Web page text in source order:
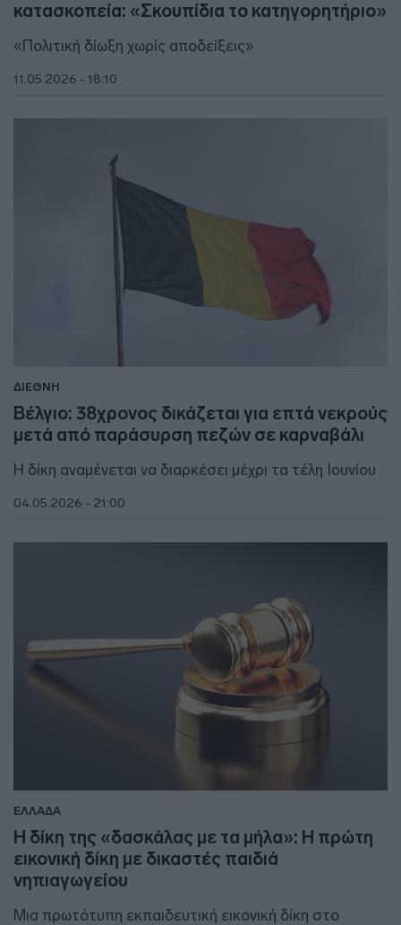
κατασκοπεία: «Σκουπίδια το κατηγορητήριο»
«Πολιτική δίωξη χωρίς αποδείξεις»
11.05.2026 - 18:10
ΔΙΕΘΝΗ
Βέλγιο: 38χρονος δικάζεται για επτά νεκρούς
μετά από παράσυρση πεζών σε καρναβάλι
Η δίκη αναμένεται να διαρκέσει μέχρι τα τέλη Ιουνίου
04.05.2026 - 21:00
ΕΛΛΑΔΑ
Η δίκη της «δασκάλας με τα μήλα»: Η πρώτη
εικονική δίκη με δικαστές παιδιά
νηπιαγωγείου
Μια πρωτότυπη εκπαιδευτική εικονική δίκη στο